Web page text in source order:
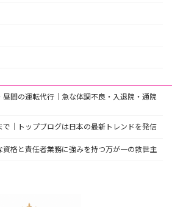
間の運転代行｜急な体調不良・入退院・通院
｜トップブログは日本の最新トレンドを発信
格と責任者業務に強みを持つ万が一の救世主